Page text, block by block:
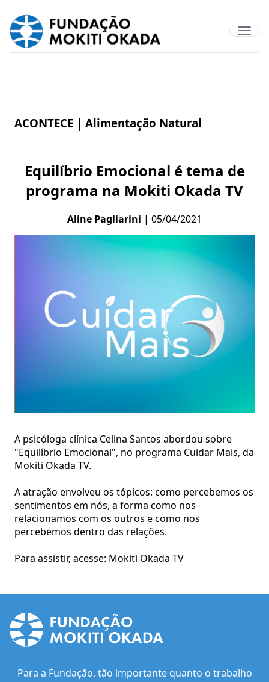
ACONTECE | Alimentação Natural
Equilíbrio Emocional é tema de
programa na Mokiti Okada TV
Aline Pagliarini | 05/04/2021
A psicóloga clínica Celina Santos abordou sobre
"Equilíbrio Emocional", no programa Cuidar Mais, da
Mokiti Okada TV.
A atração envolveu os tópicos: como percebemos os
sentimentos em nós, a forma como nos
relacionamos com os outros e como nos
percebemos dentro das relações.
Para assistir, acesse: Mokiti Okada TV
Para a Fundação, tão importante quanto o trabalho